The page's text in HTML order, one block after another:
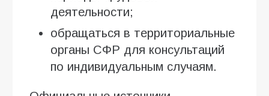
деятельности;
обращаться в территориальные
органы СФР для консультаций
по индивидуальным случаям.